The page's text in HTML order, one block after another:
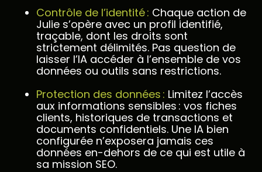
Contrôle de l’identité : Chaque action de
Julie s’opère avec un profil identifié,
traçable, dont les droits sont
strictement délimités. Pas question de
laisser l’IA accéder à l’ensemble de vos
données ou outils sans restrictions.
Protection des données : Limitez l’accès
aux informations sensibles : vos fiches
clients, historiques de transactions et
documents confidentiels. Une IA bien
configurée n’exposera jamais ces
données en-dehors de ce qui est utile à
sa mission SEO.